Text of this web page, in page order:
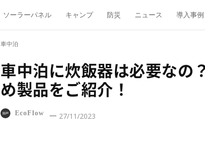
ソーラーパネル キャンプ 防災 ニュース 導入事例
車中泊
車中泊に炊飯器は必要なの
め製品をご紹介！
EcoFlow 27/11/2023